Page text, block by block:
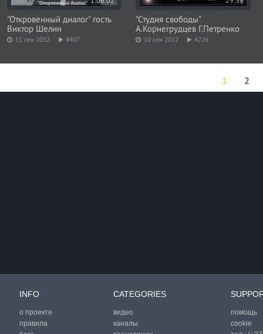
"Откровенный диалог" гость
Виктор Шелин
11 сен 2012 4407
"Студия свободы"
А.Корнегрудцев Г.Петренко
10 сен 2012 4226
1 2
INFO
о проекте
правила
CATEGORIES
видео
каналы
помощь
cookie